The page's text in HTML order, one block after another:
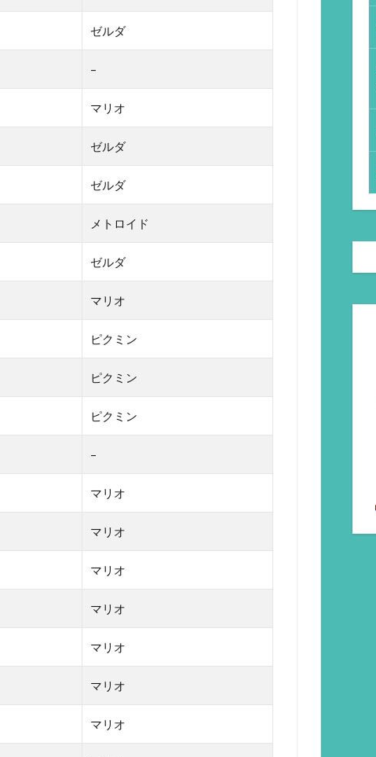
ゼルダ
–
マリオ
ゼルダ
ゼルダ
メトロイド
ゼルダ
マリオ
ピクミン
ピクミン
ピクミン
–
マリオ
マリオ
マリオ
マリオ
マリオ
マリオ
マリオ